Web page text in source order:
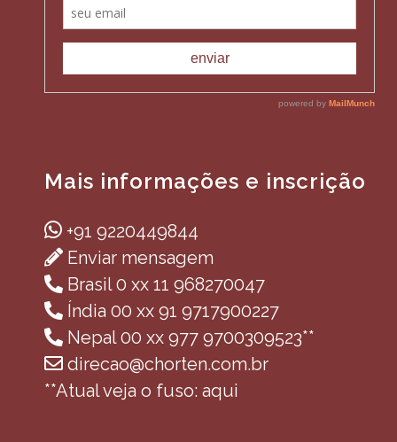
Mais informações e inscrição
+91 9220449844
Enviar mensagem
Brasil 0 xx 11 968270047
Índia 00 xx 91 9717900227
Nepal 00 xx 977 9700309523**
direcao@chorten.com.br
**Atual veja o fuso: aqui